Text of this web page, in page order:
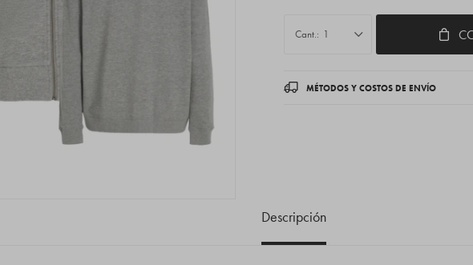
1
MÉTODOS Y COSTOS DE ENVÍO
Descripción